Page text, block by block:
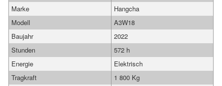
Marke
Hangcha
Modell
A3W18
Baujahr
2022
Stunden
572 h
Energie
Elektrisch
Tragkraft
1 800 Kg